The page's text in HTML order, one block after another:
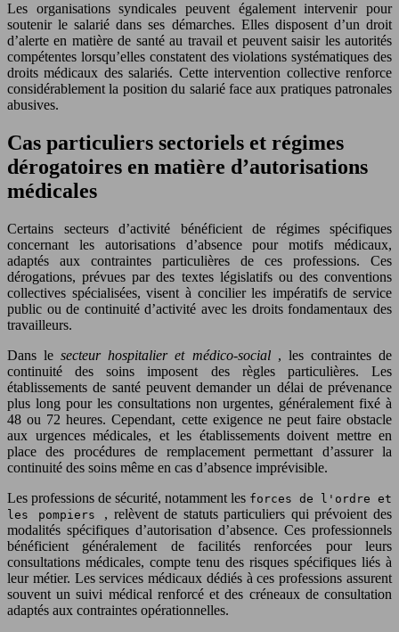
Les organisations syndicales peuvent également intervenir pour
soutenir le salarié dans ses démarches. Elles disposent d’un droit
d’alerte en matière de santé au travail et peuvent saisir les autorités
compétentes lorsqu’elles constatent des violations systématiques des
droits médicaux des salariés. Cette intervention collective renforce
considérablement la position du salarié face aux pratiques patronales
abusives.
Cas particuliers sectoriels et régimes
dérogatoires en matière d’autorisations
médicales
Certains secteurs d’activité bénéficient de régimes spécifiques
concernant les autorisations d’absence pour motifs médicaux,
adaptés aux contraintes particulières de ces professions. Ces
dérogations, prévues par des textes législatifs ou des conventions
collectives spécialisées, visent à concilier les impératifs de service
public ou de continuité d’activité avec les droits fondamentaux des
travailleurs.
Dans lesecteur hospitalier et médico-social , les contraintes de
continuité des soins imposent des règles particulières. Les
établissements de santé peuvent demander un délai de prévenance
plus long pour les consultations non urgentes, généralement fixé à
48 ou 72 heures. Cependant, cette exigence ne peut faire obstacle
aux urgences médicales, et les établissements doivent mettre en
place des procédures de remplacement permettant d’assurer la
continuité des soins même en cas d’absence imprévisible.
Les professions de sécurité, notamment les forces de l'ordre et
les pompiers , relèvent de statuts particuliers qui prévoient des
modalités spécifiques d’autorisation d’absence. Ces professionnels
bénéficient généralement de facilités renforcées pour leurs
consultations médicales, compte tenu des risques spécifiques liés à
leur métier. Les services médicaux dédiés à ces professions assurent
souvent un suivi médical renforcé et des créneaux de consultation
adaptés aux contraintes opérationnelles.